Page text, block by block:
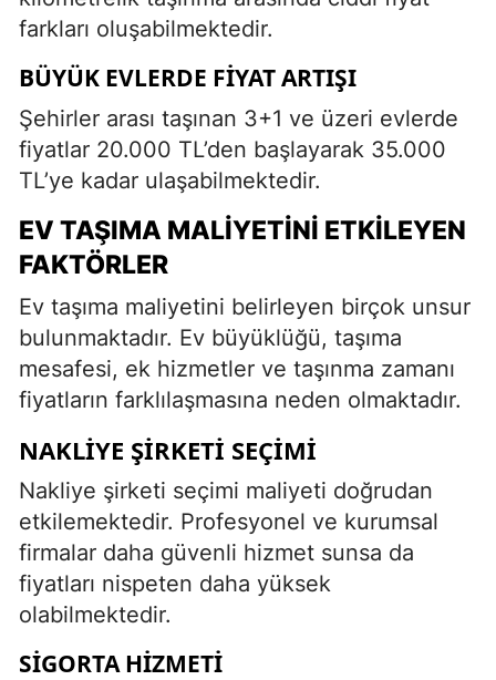
farkları oluşabilmektedir.
BÜYÜK EVLERDE FIYAT ARTIŞI
Şehirler arası taşınan 3+1 ve üzeri evlerde
fiyatlar 20.000 TL’den başlayarak 35.000
TL’ye kadar ulaşabilmektedir.
EV TAŞIMA MALIYETINI ETKILEYEN
FAKTÖRLER
Ev taşıma maliyetini belirleyen birçok unsur
bulunmaktadır. Ev büyüklüğü, taşıma
mesafesi, ek hizmetler ve taşınma zamanı
fiyatların farklılaşmasına neden olmaktadır.
NAKLIYE ŞIRKETI SEÇIMI
Nakliye şirketi seçimi maliyeti doğrudan
etkilemektedir. Profesyonel ve kurumsal
firmalar daha güvenli hizmet sunsa da
fiyatları nispeten daha yüksek
olabilmektedir.
SIGORTA HIZMETI